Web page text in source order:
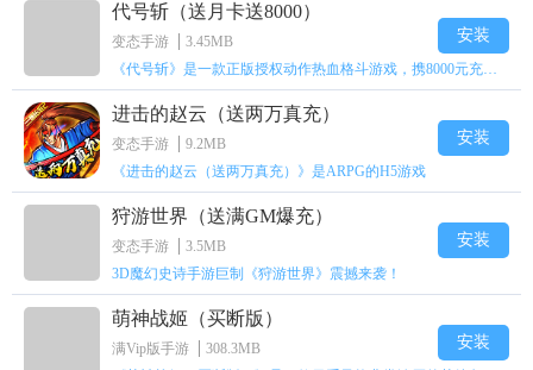
代号斩（送月卡送8000）
变态手游
3.45MB
《代号斩》是一款正版授权动作热血格斗游戏，携8000元充值壕礼福利来袭！
安装
进击的赵云（送两万真充）
变态手游
9.2MB
《进击的赵云（送两万真充）》是ARPG的H5游戏
安装
狩游世界（送满GM爆充）
变态手游
3.5MB
3D魔幻史诗手游巨制《狩游世界》震撼来袭！
安装
萌神战姬（买断版）
满Vip版手游
308.3MB
安装